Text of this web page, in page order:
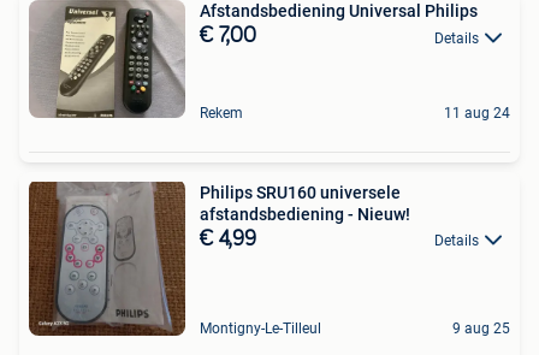
Afstandsbediening Universal Philips
€ 7,00 Details
Rekem 11 aug 24
Philips SRU160 universele
afstandsbediening - Nieuw!
€ 4,99 Details
Montigny-Le-Tilleul 9 aug 25